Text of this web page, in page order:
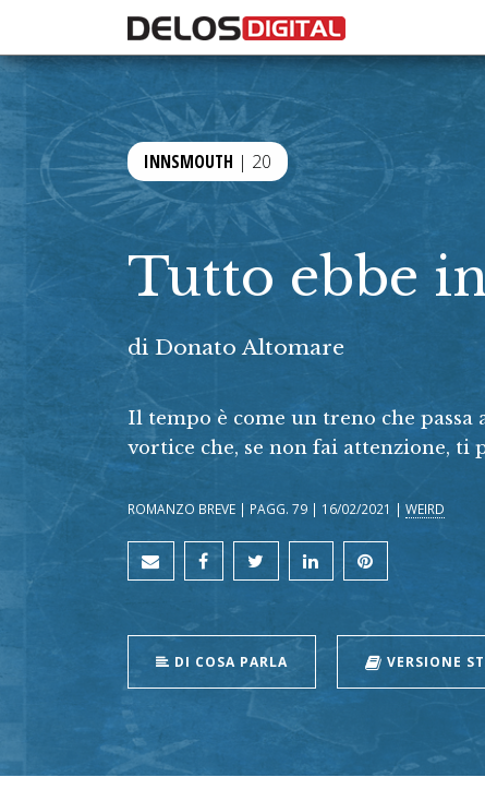
INNSMOUTH | 20
Tutto ebbe
di Donato Altomare
Il tempo è come un treno che
vortice che, se non fai attenzione, ti
ROMANZO BREVE | PAGG. 79 | 16/02/2021 | WEIRD
DI COSA PARLA VERSIONE